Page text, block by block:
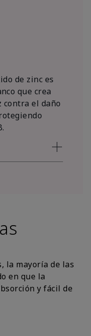
de zinc es
que crea
contra el daño
la mayoría de las
en que la
y fácil de